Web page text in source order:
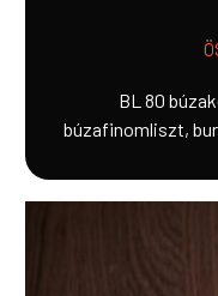
BL 80
búzafinomliszt,